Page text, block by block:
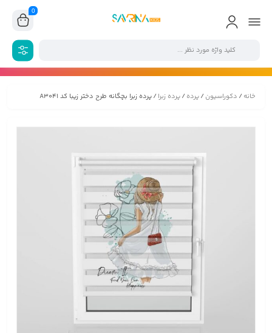
0
خانه/ دکوراسیون/پرده/پرده زبرا/ پرده زبرا بچگانه طرح دختر زیبا کد A3041